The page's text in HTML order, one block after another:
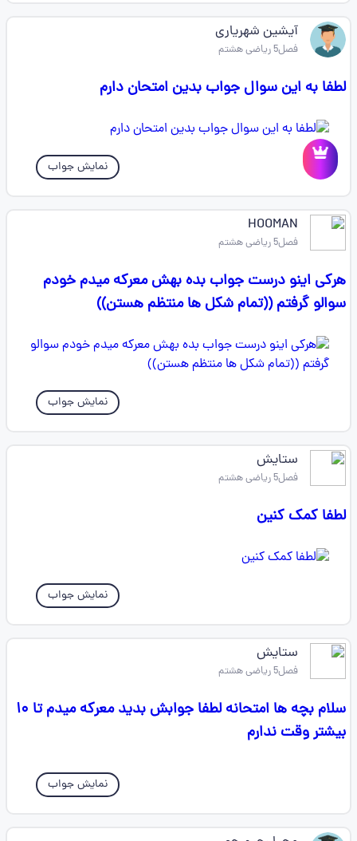
آیشین شهریاری
فصل5 ریاضی هشتم
لطفا به این سوال جواب بدین امتحان دارم
نمایش جواب
HOOMAN
فصل5 ریاضی هشتم
هرکی اینو درست جواب بده بهش معرکه میدم خودم
سوالو گرفتم ((تمام شکل ها منتظم هستن))
نمایش جواب
ستایش
فصل5 ریاضی هشتم
لطفا کمک کنین
نمایش جواب
ستایش
فصل5 ریاضی هشتم
سلام بچه ها امتحانه لطفا جوابش بدید معرکه میدم تا ۱۰
بیشتر وقت ندارم
نمایش جواب